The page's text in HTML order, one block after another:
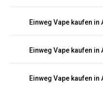
Einweg Vape kaufen in
Einweg Vape kaufen in
Einweg Vape kaufen